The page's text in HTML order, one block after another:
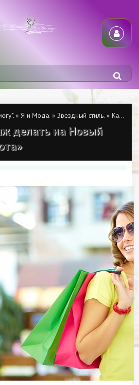
» Я и Мода. » Звездный стиль. » Какой макияж делать на Новый год? - «Красота»
делать на Новый